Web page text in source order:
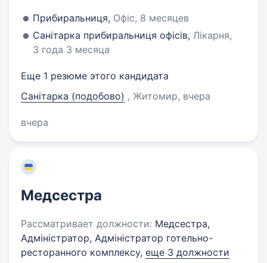
Прибиральниця, Офіс, 8 месяцев
Санітарка прибиральниця офісів, Лікарня,
3 года 3 месяца
Еще 1 резюме этого кандидата
Санітарка (подобово) , Житомир, вчера
вчера
Медсестра
Рассматривает должности: Медсестра,
Адміністратор, Адміністратор готельно-
ресторанного комплексу, еще 3 должности